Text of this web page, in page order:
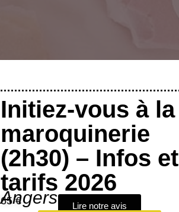
Initiez-vous à la
maroquinerie
(2h30) – Infos et
tarifs 2026
Angers
65 €
Lire notre avis